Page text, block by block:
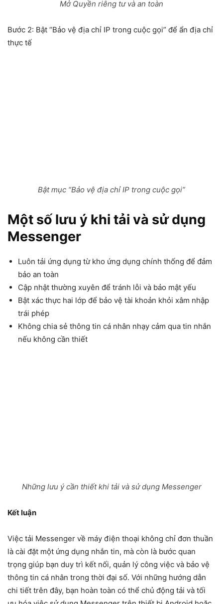
Mở Quyền riêng tư và an toàn
Bước 2: Bật “Bảo vệ địa chỉ IP trong cuộc gọi” để ẩn địa chỉ
thực tế
Bật mục “Bảo vệ địa chỉ IP trong cuộc gọi”
Một số lưu ý khi tải và sử dụng
Messenger
Luôn tải ứng dụng từ kho ứng dụng chính thống để đảm
bảo an toàn
Cập nhật thường xuyên để tránh lỗi và bảo mật yếu
Bật xác thực hai lớp để bảo vệ tài khoản khỏi xâm nhập
trái phép
Không chia sẻ thông tin cá nhân nhạy cảm qua tin nhắn
nếu không cần thiết
Những lưu ý cần thiết khi tải và sử dụng Messenger
Kết luận
Việc tải Messenger về máy điện thoại không chỉ đơn thuần
là cài đặt một ứng dụng nhắn tin, mà còn là bước quan
trọng giúp bạn duy trì kết nối, quản lý công việc và bảo vệ
thông tin cá nhân trong thời đại số. Với những hướng dẫn
chi tiết trên đây, bạn hoàn toàn có thể chủ động tải và tối